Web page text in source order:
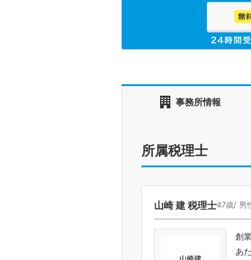
事務所情報
所属税理士
山崎 建 税理士47歳/ 男
創
あ